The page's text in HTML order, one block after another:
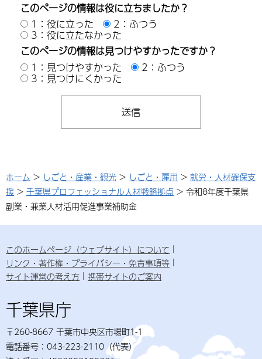
このページの情報は役に立ちましたか？
1：役に立った
2：ふつう
3：役に立たなかった
このページの情報は見つけやすかったですか？
1：見つけやすかった
2：ふつう
3：見つけにくかった
ホーム > しごと・産業・観光 > しごと・雇用 > 就労・人材確保支
援 > 千葉県プロフェッショナル人材戦略拠点 > 令和8年度千葉県
副業・兼業人材活用促進事業補助金
このホームページ（ウェブサイト）について
リンク・著作権・プライバシー・免責事項等
サイト運営の考え方
携帯サイトのご案内
千葉県庁
〒260-8667 千葉市中央区市場町1-1
電話番号：043-223-2110（代表）